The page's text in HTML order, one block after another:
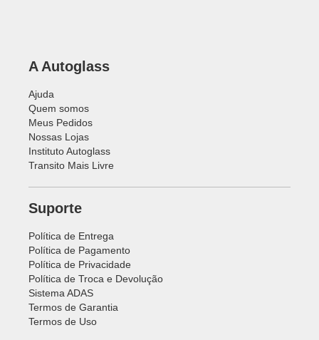
A Autoglass
Ajuda
Quem somos
Meus Pedidos
Nossas Lojas
Instituto Autoglass
Transito Mais Livre
Suporte
Política de Entrega
Política de Pagamento
Política de Privacidade
Política de Troca e Devolução
Sistema ADAS
Termos de Garantia
Termos de Uso